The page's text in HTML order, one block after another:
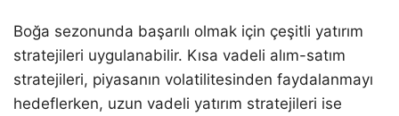
Boğa sezonunda başarılı olmak için çeşitli yatırım
stratejileri uygulanabilir. Kısa vadeli alım-satım
stratejileri, piyasanın volatilitesinden faydalanmayı
hedeflerken, uzun vadeli yatırım stratejileri ise